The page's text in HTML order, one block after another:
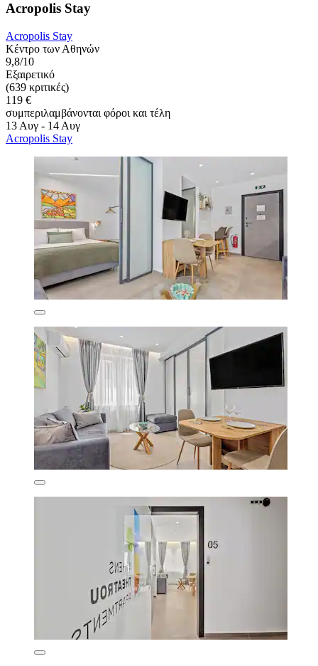
Acropolis Stay
Acropolis Stay
Κέντρο των Αθηνών
9,8/10
Εξαιρετικό
(639 κριτικές)
119 €
συμπεριλαμβάνονται φόροι και τέλη
13 Αυγ - 14 Αυγ
Acropolis Stay